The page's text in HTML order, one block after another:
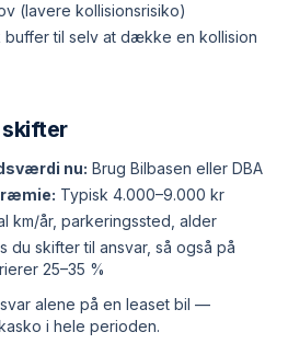
(lavere kollisionsrisiko)
buffer til selv at dække en kollision
nu: Brug Bilbasen eller DBA
Typisk 4.000–9.000 kr
km/år, parkeringssted, alder
du skifter til ansvar, så også på
25–35 %
alene på en leaset bil —
i hele perioden.